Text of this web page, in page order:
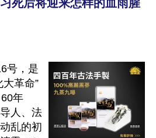
死后将迎来怎样的血雨腥
号，是
革命”
年
人、法
乱的初